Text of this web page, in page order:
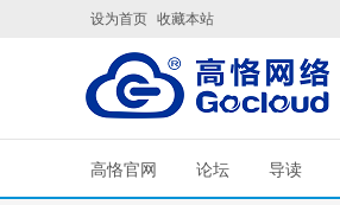
设为首页 收藏本站
高恪官网 论坛 导读